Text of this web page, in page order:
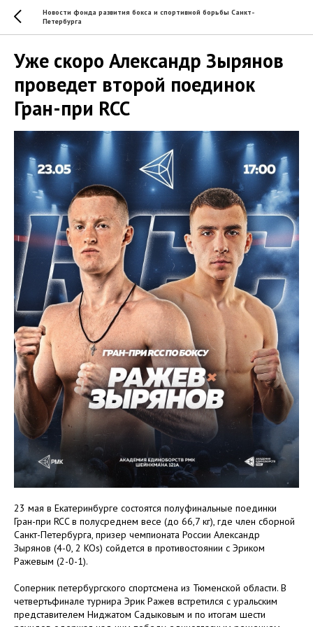
Новости фонда развития бокса и спортивной борьбы Санкт-
Петербурга
Уже скоро Александр Зырянов
проведет второй поединок
Гран-при RCC
23 мая в Екатеринбурге состоятся полуфинальные поединки
Гран-при RCC в полусреднем весе (до 66,7 кг), где член сборной
Санкт-Петербурга, призер чемпионата России Александр
Зырянов (4-0, 2 KOs) сойдется в противостоянии с Эриком
Ражевым (2-0-1).
Соперник петербургского спортсмена из Тюменской области. В
четвертьфинале турнира Эрик Ражев встретился с уральским
представителем Ниджатом Садыковым и по итогам шести